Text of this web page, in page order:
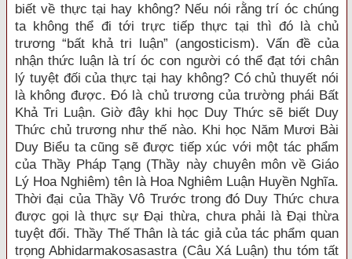
biết về thực tại hay không? Nếu nói rằng trí óc chúng
ta không thể đi tới trực tiếp thực tại thì đó là chủ
trương “bất khả tri luận” (angosticism). Vấn đề của
nhận thức luận là trí óc con người có thể đạt tới chân
lý tuyệt đối của thực tại hay không? Có chủ thuyết nói
là không được. Đó là chủ trương của trường phái Bất
Khả Tri Luận. Giờ đây khi học Duy Thức sẽ biết Duy
Thức chủ trương như thế nào. Khi học Năm Mươi Bài
Duy Biểu ta cũng sẽ được tiếp xúc với một tác phẩm
của Thầy Pháp Tạng (Thầy này chuyên môn về Giáo
Lý Hoa Nghiêm) tên là Hoa Nghiêm Luận Huyền Nghĩa.
Thời đại của Thầy Vô Trước trong đó Duy Thức chưa
được gọi là thực sự Đại thừa, chưa phải là Đại thừa
tuyệt đối. Thầy Thế Thân là tác giả của tác phẩm quan
trọng Abhidarmakosasastra (Câu Xá Luận) thu tóm tất